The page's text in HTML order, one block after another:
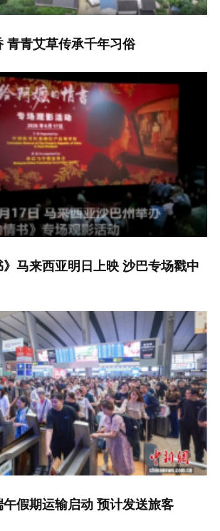
青青艾草传承千年习俗
》马来西亚明日上映 沙巴专场戳中
假期运输启动 预计发送旅客